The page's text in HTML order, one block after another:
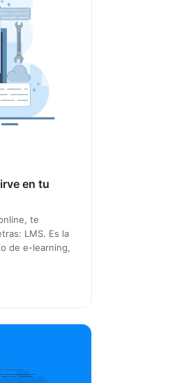
en tu
te
LMS. Es la
de e-learning,